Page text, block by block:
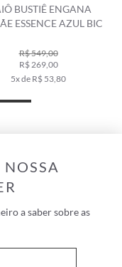
BUSTIÊ ENGANA
ESSENCE AZUL BIC
R$ 549,00
R$ 269,00
5x de R$ 53,80
a saber sobre as